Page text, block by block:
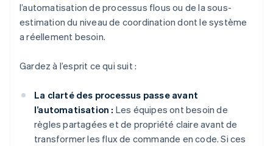
l’automatisation de processus flous ou de la sous-
estimation du niveau de coordination dont le système
a réellement besoin.
Gardez à l’esprit ce qui suit :
La clarté des processus passe avant
l’automatisation : Les équipes ont besoin de
règles partagées et de propriété claire avant de
transformer les flux de commande en code. Si ces